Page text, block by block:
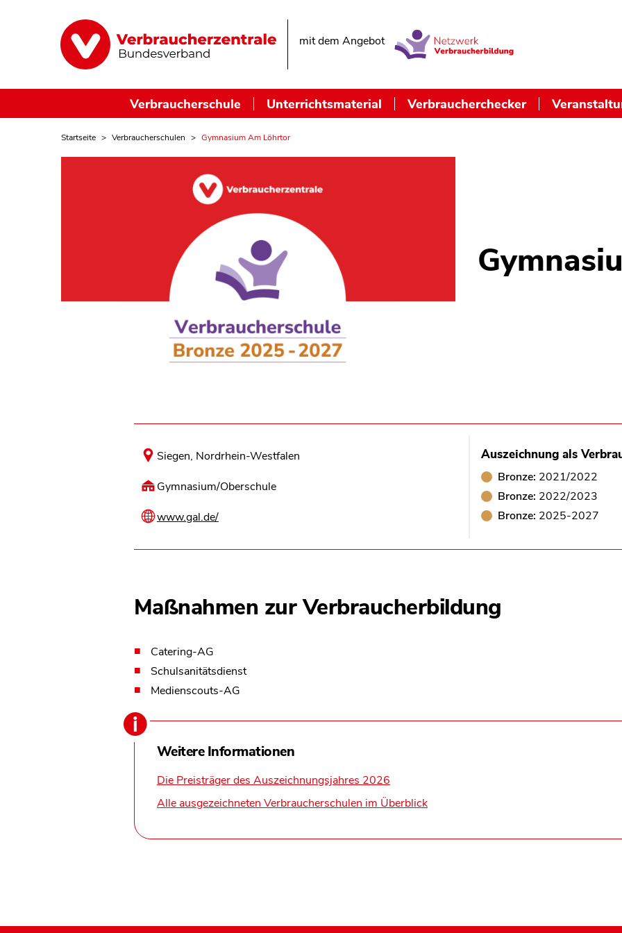
mit dem Angebot
Verbraucherschule Unterrichtsmaterial Verbraucherchecker
Startseite Verbraucherschulen Gymnasium Am Löhrtor
Siegen, Nordrhein-Westfalen
Gymnasium/Oberschule
www.gal.de/
Auszeichnung als
Bronze: 2021/2022
Bronze: 2022/2023
Bronze: 2025-2027
Maßnahmen zur Verbraucherbildung
Catering-AG
Schulsanitätsdienst
Medienscouts-AG
Weitere Informationen
Die Preisträger des Auszeichnungsjahres 2026
Alle ausgezeichneten Verbraucherschulen im Überblick